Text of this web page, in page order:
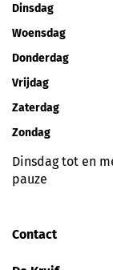
Dinsdag
Woensdag
Donderdag
Vrijdag
Zaterdag
Zondag
Dinsdag tot en
pauze
Contact